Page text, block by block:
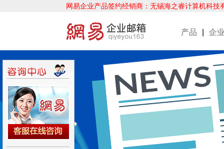
网易企业产品签约经销商：无锡海之睿计算机科技
产品 企